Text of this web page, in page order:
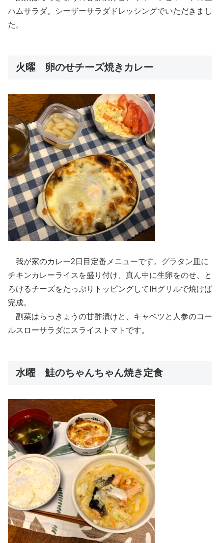
ハムサラダ。シーザーサラダドレッシングでいただきまし
た。
火曜 卵のせチーズ焼きカレー
我が家のカレー2日目定番メニューです。グラタン皿に
チキンカレーライスを盛り付け、真ん中に生卵をのせ、と
ろけるチーズをたっぷりトッピングしてIHグリルで焼けば
完成。
副菜はらっきょうの甘酢漬けと、キャベツと人参のコー
ルスローサラダにスライストマトです。
水曜 鮭のちゃんちゃん焼き定食